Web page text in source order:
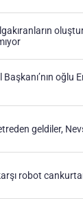
oğlu
geldiler,
robot